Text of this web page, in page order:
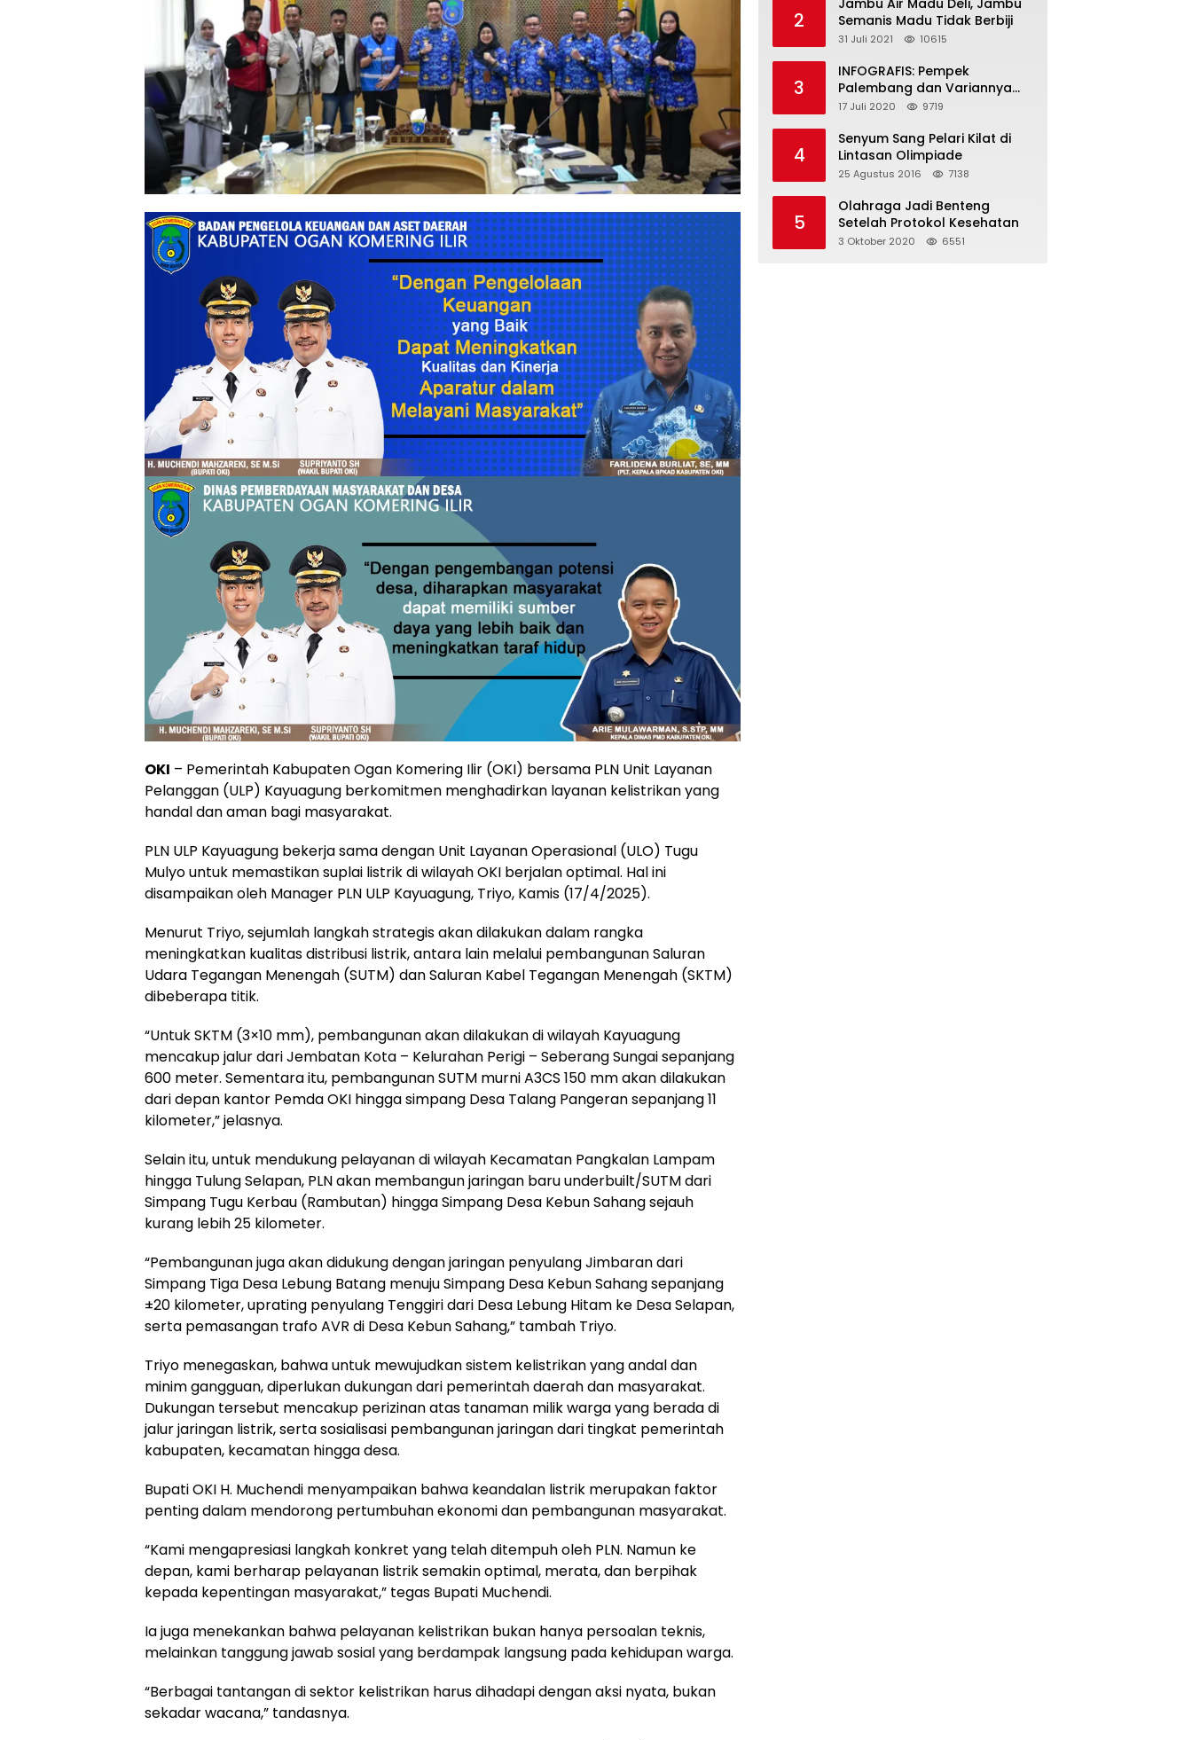
OKI – Pemerintah Kabupaten Ogan Komering Ilir (OKI) bersama PLN Unit Layanan
Pelanggan (ULP) Kayuagung berkomitmen menghadirkan layanan kelistrikan yang
handal dan aman bagi masyarakat.
PLN ULP Kayuagung bekerja sama dengan Unit Layanan Operasional (ULO) Tugu
Mulyo untuk memastikan suplai listrik di wilayah OKI berjalan optimal. Hal ini
disampaikan oleh Manager PLN ULP Kayuagung, Triyo, Kamis (17/4/2025).
Menurut Triyo, sejumlah langkah strategis akan dilakukan dalam rangka
meningkatkan kualitas distribusi listrik, antara lain melalui pembangunan Saluran
Udara Tegangan Menengah (SUTM) dan Saluran Kabel Tegangan Menengah (SKTM)
dibeberapa titik.
“Untuk SKTM (3×10 mm), pembangunan akan dilakukan di wilayah Kayuagung
mencakup jalur dari Jembatan Kota – Kelurahan Perigi – Seberang Sungai sepanjang
600 meter. Sementara itu, pembangunan SUTM murni A3CS 150 mm akan dilakukan
dari depan kantor Pemda OKI hingga simpang Desa Talang Pangeran sepanjang 11
kilometer,” jelasnya.
Selain itu, untuk mendukung pelayanan di wilayah Kecamatan Pangkalan Lampam
hingga Tulung Selapan, PLN akan membangun jaringan baru underbuilt/SUTM dari
Simpang Tugu Kerbau (Rambutan) hingga Simpang Desa Kebun Sahang sejauh
kurang lebih 25 kilometer.
“Pembangunan juga akan didukung dengan jaringan penyulang Jimbaran dari
Simpang Tiga Desa Lebung Batang menuju Simpang Desa Kebun Sahang sepanjang
±20 kilometer, uprating penyulang Tenggiri dari Desa Lebung Hitam ke Desa Selapan,
serta pemasangan trafo AVR di Desa Kebun Sahang,” tambah Triyo.
Triyo menegaskan, bahwa untuk mewujudkan sistem kelistrikan yang andal dan
minim gangguan, diperlukan dukungan dari pemerintah daerah dan masyarakat.
Dukungan tersebut mencakup perizinan atas tanaman milik warga yang berada di
jalur jaringan listrik, serta sosialisasi pembangunan jaringan dari tingkat pemerintah
kabupaten, kecamatan hingga desa.
Bupati OKI H. Muchendi menyampaikan bahwa keandalan listrik merupakan faktor
penting dalam mendorong pertumbuhan ekonomi dan pembangunan masyarakat.
“Kami mengapresiasi langkah konkret yang telah ditempuh oleh PLN. Namun ke
depan, kami berharap pelayanan listrik semakin optimal, merata, dan berpihak
kepada kepentingan masyarakat,” tegas Bupati Muchendi.
Ia juga menekankan bahwa pelayanan kelistrikan bukan hanya persoalan teknis,
melainkan tanggung jawab sosial yang berdampak langsung pada kehidupan warga.
“Berbagai tantangan di sektor kelistrikan harus dihadapi dengan aksi nyata, bukan
sekadar wacana,” tandasnya.
2
Jambu Air Madu Deli, Jambu
Semanis Madu Tidak Berbiji
31 Juli 2021 10615
3
INFOGRAFIS: Pempek
Palembang dan Variannya
yang Melegenda
17 Juli 2020 9719
4
Senyum Sang Pelari Kilat di
Lintasan Olimpiade
25 Agustus 2016 7138
5
Olahraga Jadi Benteng
Setelah Protokol Kesehatan
3 Oktober 2020 6551